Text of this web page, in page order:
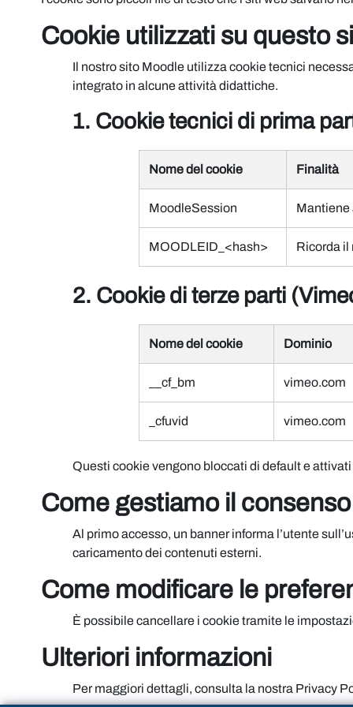
Cookie utilizzati su questo
Il nostro sito Moodle utilizza cookie tecnici
integrato in alcune attività didattiche.
1. Cookie tecnici di prima
Nome del cookie Finalità
MoodleSession Mantiene
MOODLEID_<hash> Ricorda il
2. Cookie di terze parti
Nome del cookie Dominio
__cf_bm vimeo.com
_cfuvid vimeo.com
Questi cookie vengono bloccati di default e
Come gestiamo il consenso
Al primo accesso, un banner informa l’utente
caricamento dei contenuti esterni.
Come modificare le
È possibile cancellare i cookie tramite le
Ulteriori informazioni
Per maggiori dettagli, consulta la nostra Privacy